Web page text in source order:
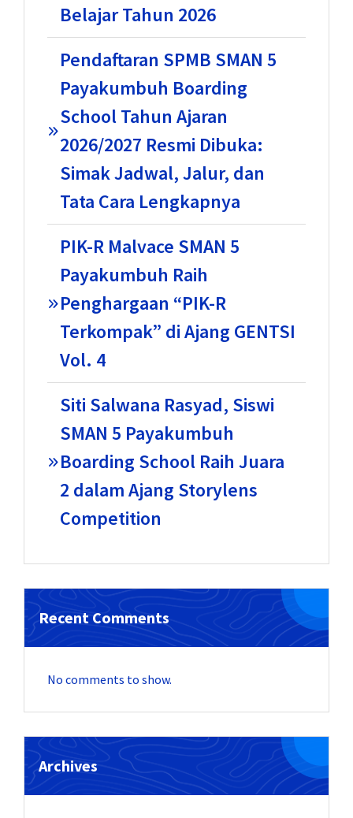
Belajar Tahun 2026
Pendaftaran SPMB SMAN 5
Payakumbuh Boarding
School Tahun Ajaran
2026/2027 Resmi Dibuka:
Simak Jadwal, Jalur, dan
Tata Cara Lengkapnya
PIK-R Malvace SMAN 5
Payakumbuh Raih
Penghargaan “PIK-R
Terkompak” di Ajang GENTSI
Vol. 4
Siti Salwana Rasyad, Siswi
SMAN 5 Payakumbuh
Boarding School Raih Juara
2 dalam Ajang Storylens
Competition
Recent Comments
No comments to show.
Archives